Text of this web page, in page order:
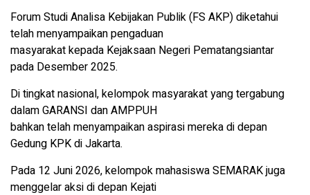
Forum Studi Analisa Kebijakan Publik (FS AKP) diketahui
telah menyampaikan pengaduan
masyarakat kepada Kejaksaan Negeri Pematangsiantar
pada Desember 2025.
Di tingkat nasional, kelompok masyarakat yang tergabung
dalam GARANSI dan AMPPUH
bahkan telah menyampaikan aspirasi mereka di depan
Gedung KPK di Jakarta.
Pada 12 Juni 2026, kelompok mahasiswa SEMARAK juga
menggelar aksi di depan Kejati